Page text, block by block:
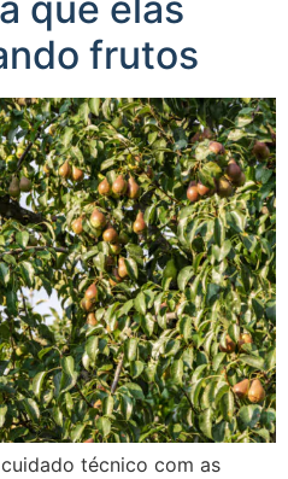
que elas
frutos
técnico com as